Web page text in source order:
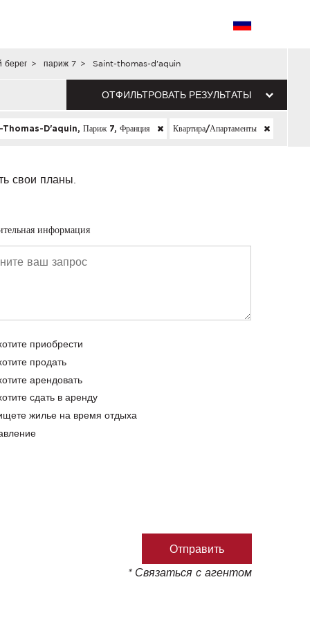
берег > париж 7 > Saint-thomas-d'aquin
ОТФИЛЬТРОВАТЬ РЕЗУЛЬТАТЫ
D'aquin, Париж 7, Франция Квартира/апартаменты
свои планы.
информация
приобрести
продать
арендовать
сдать в аренду
жилье на время отдыха
* Связаться с агентом